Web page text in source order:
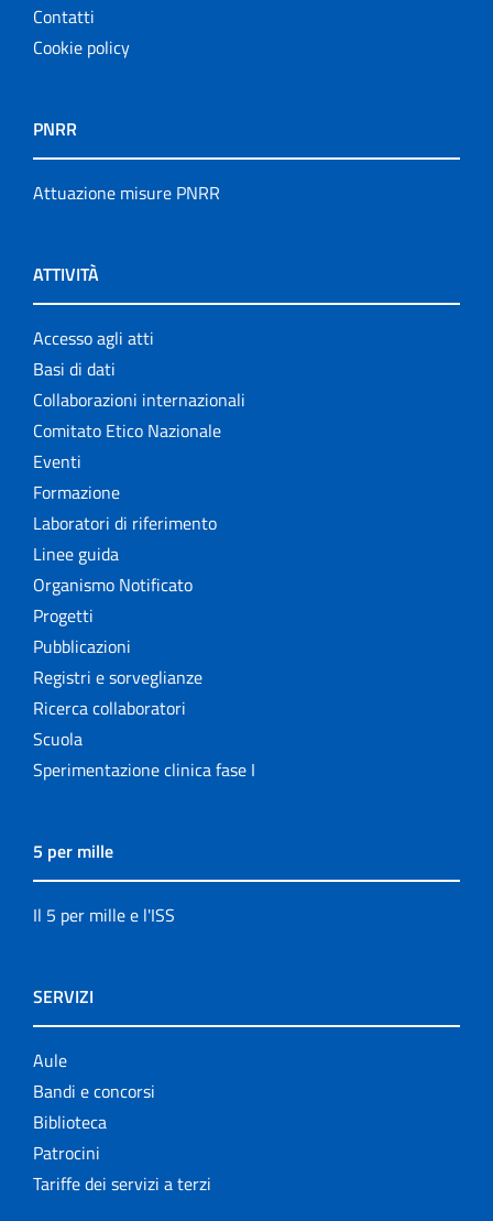
Contatti
Cookie policy
PNRR
Attuazione misure PNRR
ATTIVITÀ
Accesso agli atti
Basi di dati
Collaborazioni internazionali
Comitato Etico Nazionale
Eventi
Formazione
Laboratori di riferimento
Linee guida
Organismo Notificato
Progetti
Pubblicazioni
Registri e sorveglianze
Ricerca collaboratori
Scuola
Sperimentazione clinica fase I
5 per mille
Il 5 per mille e l'ISS
SERVIZI
Aule
Bandi e concorsi
Biblioteca
Patrocini
Tariffe dei servizi a terzi